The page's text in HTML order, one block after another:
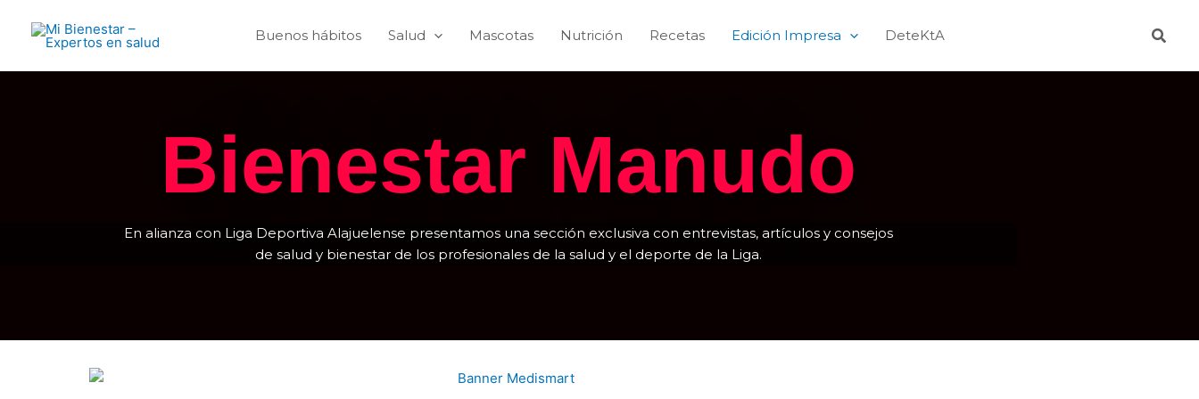
contenido
Buenos hábitos Salud Mascotas Nutrición Recetas Edición Impresa DeteKtA
Bienestar Manudo
En alianza con Liga Deportiva Alajuelense presentamos una sección exclusiva con entrevistas, artículos y consejos
de salud y bienestar de los profesionales de la salud y el deporte de la Liga.